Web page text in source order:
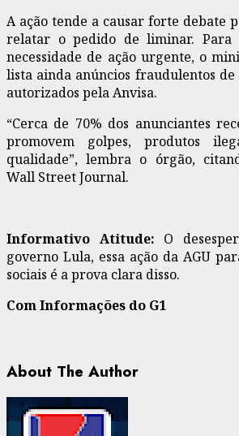
A ação tende a causar forte debate
relatar o pedido de liminar. Para
necessidade de ação urgente, o
lista ainda anúncios fraudulentos de
autorizados pela Anvisa.
“Cerca de 70% dos anunciantes
promovem golpes, produtos
qualidade”, lembra o órgão,
Wall Street Journal.
Informativo Atitude: O
governo Lula, essa ação da AGU
sociais é a prova clara disso.
Com Informações do G1
About The Author